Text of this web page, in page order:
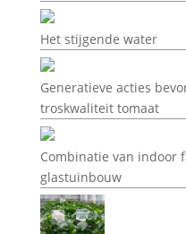
Het stijgende water
Generatieve acties
troskwaliteit tomaat
Combinatie van indoor
glastuinbouw